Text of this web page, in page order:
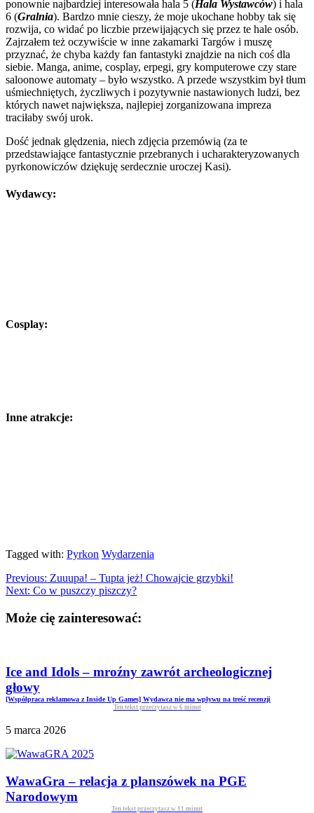
ponownie najbardziej interesowała hala 5 (Hala Wystawców) i hala
6 (Gralnia). Bardzo mnie cieszy, że moje ukochane hobby tak się
rozwija, co widać po liczbie przewijających się przez te hale osób.
Zajrzałem też oczywiście w inne zakamarki Targów i muszę
przyznać, że chyba każdy fan fantastyki znajdzie na nich coś dla
siebie. Manga, anime, cosplay, erpegi, gry komputerowe czy stare
saloonowe automaty – było wszystko. A przede wszystkim był tłum
uśmiechniętych, życzliwych i pozytywnie nastawionych ludzi, bez
których nawet największa, najlepiej zorganizowana impreza
traciłaby swój urok.
Dość jednak ględzenia, niech zdjęcia przemówią (za te
przedstawiające fantastycznie przebranych i ucharakteryzowanych
pyrkonowiczów dziękuję serdecznie uroczej Kasi).
Wydawcy:
Cosplay:
Inne atrakcje:
Tagged with: Pyrkon Wydarzenia
Previous: Zuuupa! – Tupta jeż! Chowajcie grzybki!
Next: Co w puszczy piszczy?
Może cię zainteresować:
Ice and Idols – mroźny zawrót archeologicznej
głowy
[Współpraca reklamowa z Inside Up Games] Wydawca nie ma wpływu na treść recenzji
Ten tekst przeczytasz w 6 minut
5 marca 2026
WawaGra – relacja z planszówek na PGE
Narodowym
Ten tekst przeczytasz w 11 minut